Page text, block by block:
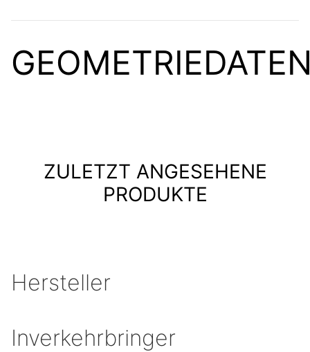
ZULETZT ANGESEHENE
PRODUKTE
Hersteller
Inverkehrbringer